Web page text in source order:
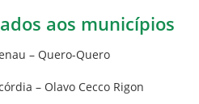
aos municípios
– Quero-Quero
– Olavo Cecco Rigon